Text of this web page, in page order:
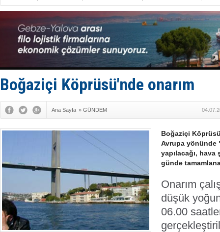
Taksi
TÜRKLİM
SOCAR
Dünyanın
Keşfedildi:
Van’da
Boğaziçi Köprüsü'nde onarım
Ana Sayfa » GÜNDEM
Boğaziçi
Avrupa yönünde
yapılacağı, hava
günde
Onarım
düşük
06.00